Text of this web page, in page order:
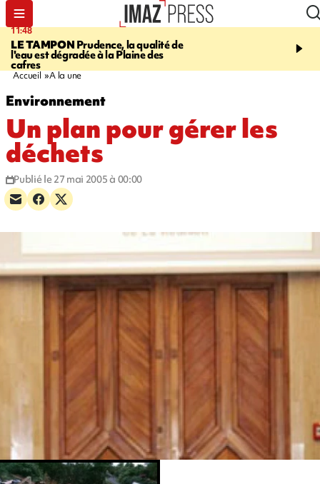
11:48
LE TAMPON Prudence, la qualité de
l'eau est dégradée à la Plaine des
cafres
12:48
Cap Lahoussaye du 10
Accueil A la une
Environnement
Un plan pour gérer les
déchets
Publié le 27 mai 2005 à 00:00